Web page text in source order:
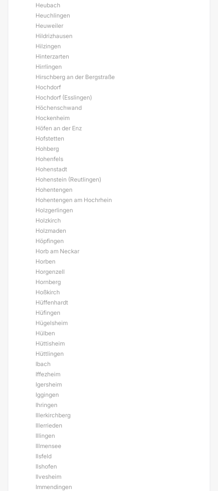
Heubach
Heuchlingen
Heuweiler
Hildrizhausen
Hilzingen
Hinterzarten
Hirrlingen
Hirschberg an der Bergstraße
Hochdorf
Hochdorf (Esslingen)
Höchenschwand
Hockenheim
Höfen an der Enz
Hofstetten
Hohberg
Hohenfels
Hohenstadt
Hohenstein (Reutlingen)
Hohentengen
Hohentengen am Hochrhein
Holzgerlingen
Holzkirch
Holzmaden
Höpfingen
Horb am Neckar
Horben
Horgenzell
Hornberg
Hoßkirch
Hüffenhardt
Hüfingen
Hügelsheim
Hülben
Hüttisheim
Hüttlingen
Ibach
Iffezheim
Igersheim
Iggingen
Ihringen
Illerkirchberg
Illerrieden
Illingen
Illmensee
Ilsfeld
Ilshofen
Ilvesheim
Immendingen